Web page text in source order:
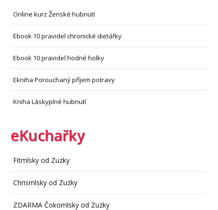
Online kurz Ženské hubnutí
Ebook 10 pravidel chronické dietářky
Ebook 10 pravidel hodné holky
Ekniha Porouchaný příjem potravy
Kniha Láskyplné hubnutí
eKuchařky
Fitmlsky od Zuzky
Chrismlsky od Zuzky
ZDARMA Čokomlsky od Zuzky